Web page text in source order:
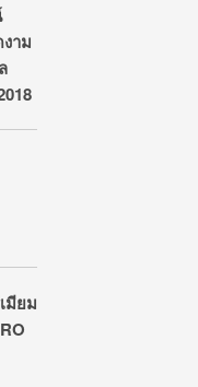
าม
มียม